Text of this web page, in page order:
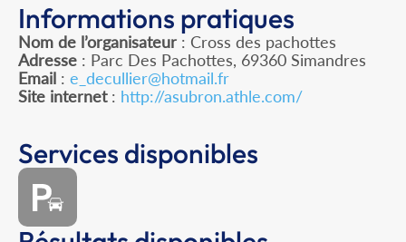
Informations pratiques
Nom de l’organisateur : Cross des pachottes
Adresse : Parc Des Pachottes, 69360 Simandres
Email : e_decullier@hotmail.fr
Site internet: http://asubron.athle.com/
Services disponibles